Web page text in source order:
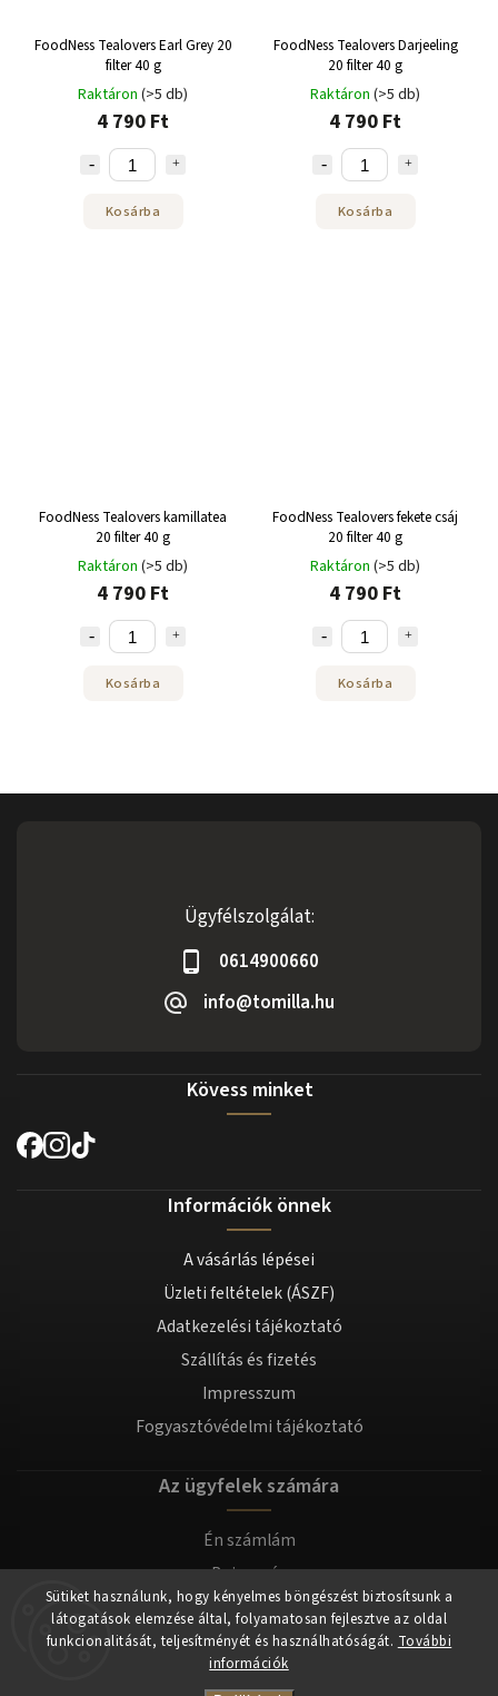
Sütiket használunk, hogy kényelmes böngészést biztosítsunk a
látogatások elemzése által, folyamatosan fejlesztve az oldal
funkcionalitását, teljesítményét és használhatóságát. További
információk
FoodNess Tealovers Earl Grey 20
filter 40 g
Raktáron (>5 db)
4 790 Ft
Kosárba
FoodNess Tealovers Darjeeling
20 filter 40 g
Raktáron (>5 db)
4 790 Ft
Kosárba
FoodNess Tealovers kamillatea
20 filter 40 g
Raktáron (>5 db)
4 790 Ft
Kosárba
FoodNess Tealovers fekete csáj
20 filter 40 g
Raktáron (>5 db)
4 790 Ft
Kosárba
Ügyfélszolgálat:
0614900660
info@tomilla.hu
Kövess minket
Információk önnek
A vásárlás lépései
Üzleti feltételek (ÁSZF)
Adatkezelési tájékoztató
Szállítás és fizetés
Impresszum
Fogyasztóvédelmi tájékoztató
Az ügyfelek számára
Én számlám
Bejegyzés
Bejelentkezés